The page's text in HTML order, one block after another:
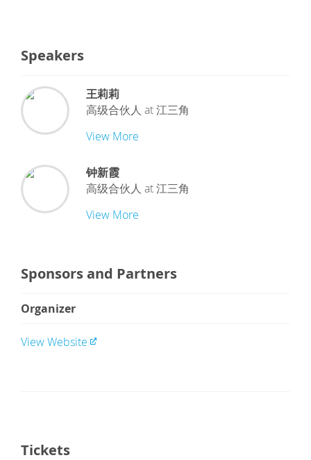
Speakers
王莉莉
高级合伙人 at江三角
View More
钟新霞
高级合伙人 at江三角
View More
Sponsors and Partners
Organizer
View Website
Tickets